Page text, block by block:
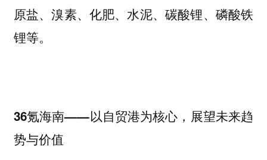
原盐、溴素、化肥、水泥、碳酸锂、磷酸铁
锂等。
36氪海南——以自贸港为核心，展望未来趋
势与价值